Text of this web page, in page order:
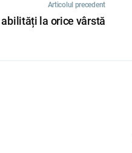
Articolul precedent
la orice vârstă